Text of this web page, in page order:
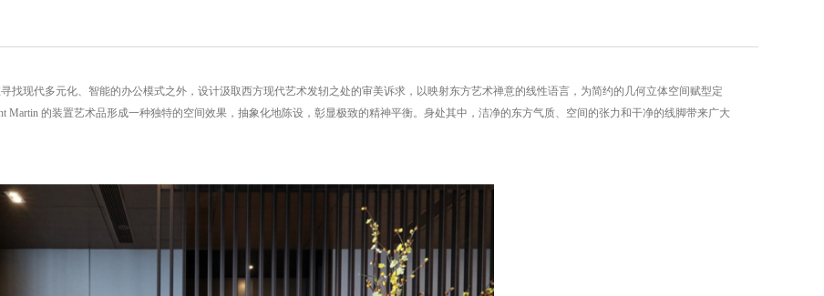
找现代多元化、智能的办公模式之外，设计汲取西方现代艺术发轫之处的审美诉求，以映射东方艺术禅意的线性语言，为简约的几何立体空间赋型定
Martin 的装置艺术品形成一种独特的空间效果，抽象化地陈设，彰显极致的精神平衡。身处其中，洁净的东方气质、空间的张力和干净的线脚带来广大